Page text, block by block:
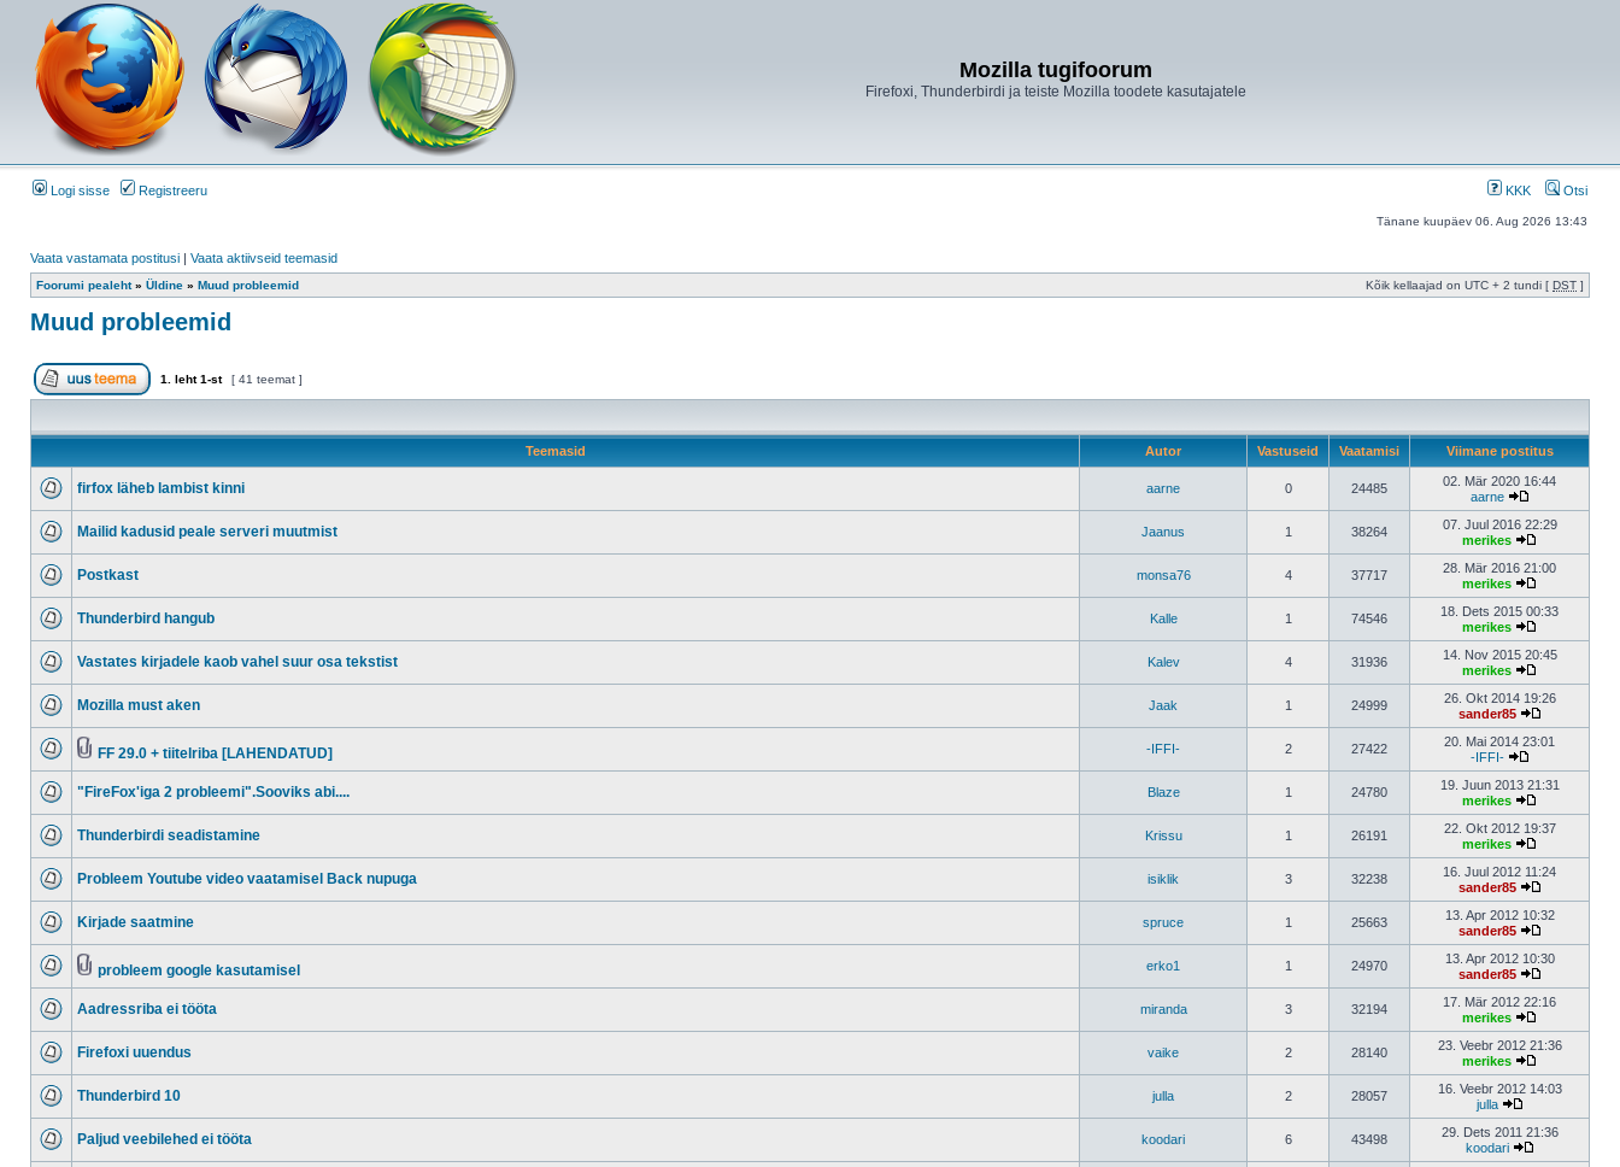
Mozilla tugifoorum
Firefoxi, Thunderbirdi ja teiste Mozilla toodete kasutajatele
Logi sisse Registreeru KKK Otsi
Tänane kuupäev 06. Aug 2026 13:43
Vaata vastamata postitusi | Vaata aktiivseid teemasid
Foorumi pealeht» Üldine » Muud probleemid Kõik kellaajad on UTC + 2 tundi [ DST ]
Muud probleemid
1 . leht1-st [ 41 teemat ]
Teemasid Autor Vastuseid Vaatamisi Viimane postitus
firfox läheb lambist kinni aarne 0 24485
02. Mär 2020 16:44
aarne
Mailid kadusid peale serveri muutmist Jaanus 1 38264
07. Juul 2016 22:29
merikes
Postkast monsa76 4 37717
28. Mär 2016 21:00
merikes
Thunderbird hangub Kalle 1 74546
18. Dets 2015 00:33
merikes
Vastates kirjadele kaob vahel suur osa tekstist Kalev 4 31936
14. Nov 2015 20:45
merikes
Mozilla must aken Jaak 1 24999
26. Okt 2014 19:26
sander85
FF 29.0 + tiitelriba [LAHENDATUD] -IFFI- 2 27422
20. Mai 2014 23:01
-IFFI-
"FireFox'iga 2 probleemi".Sooviks abi.... Blaze 1 24780
19. Juun 2013 21:31
merikes
Thunderbirdi seadistamine Krissu 1 26191
22. Okt 2012 19:37
merikes
Probleem Youtube video vaatamisel Back nupuga isiklik 3 32238
16. Juul 2012 11:24
sander85
Kirjade saatmine spruce 1 25663
13. Apr 2012 10:32
sander85
probleem google kasutamisel erko1 1 24970
13. Apr 2012 10:30
sander85
Aadressriba ei tööta miranda 3 32194
17. Mär 2012 22:16
merikes
Firefoxi uuendus vaike 2 28140
23. Veebr 2012 21:36
merikes
Thunderbird 10 julla 2 28057
16. Veebr 2012 14:03
julla
Paljud veebilehed ei tööta koodari 6 43498
29. Dets 2011 21:36
koodari